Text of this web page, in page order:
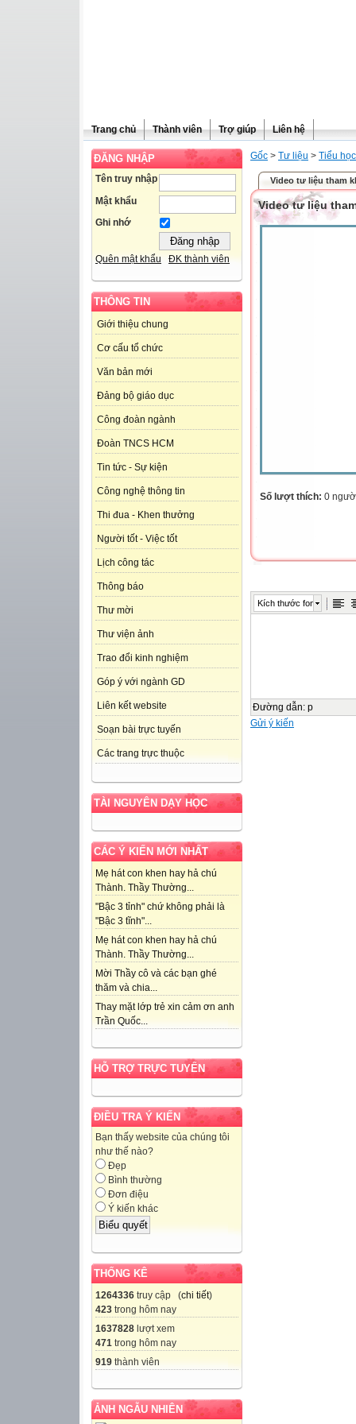
Trang chủ Thành viên Trợ giúp Liên hệ
ĐĂNG NHẬP
Tên truy nhập
Mật khẩu
Ghi nhớ
Quên mật khẩu ĐK thành viên
THÔNG TIN
Giới thiệu chung
Cơ cấu tổ chức
Văn bản mới
Đảng bộ giáo dục
Công đoàn ngành
Đoàn TNCS HCM
Tin tức - Sự kiện
Công nghệ thông tin
Thi đua - Khen thưởng
Người tốt - Việc tốt
Lịch công tác
Thông báo
Thư mời
Thư viện ảnh
Trao đổi kinh nghiệm
Góp ý với ngành GD
Liên kết website
Soạn bài trực tuyến
Các trang trực thuộc
TÀI NGUYÊN DẠY HỌC
CÁC Ý KIẾN MỚI NHẤT
Mẹ hát con khen hay hả chú
Thành. Thầy Thường...
"Bậc 3 tỉnh" chứ không phải là
"Bậc 3 tĩnh"...
Mẹ hát con khen hay hả chú
Thành. Thầy Thường...
Mời Thầy cô và các bạn ghé
thăm và chia...
Thay mặt lớp trẻ xin cảm ơn anh
Trần Quốc...
HỖ TRỢ TRỰC TUYẾN
ĐIỀU TRA Ý KIẾN
Bạn thấy website của chúng tôi
như thế nào?
Đẹp
Bình thường
Đơn điệu
Ý kiến khác
THỐNG KÊ
1264336 truy cập (chi tiết)
423 trong hôm nay
1637828 lượt xem
471 trong hôm nay
919 thành viên
ẢNH NGẪU NHIÊN
Gốc > Tư liệu > Tiểu học
Video tư liệu tham
Video tư liệu
Số lượt thích: 0
Kích thước font
Đường dẫn: p
Gửi ý kiến